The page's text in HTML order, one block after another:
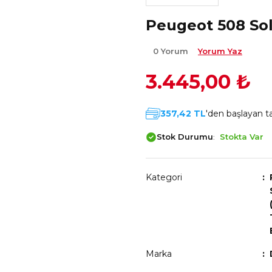
Peugeot 508
0 Yorum Yorum Yaz
3.445,00 ₺
357,42 TL'den başlayan
Stok Durumu Stokta Var
Kategori
Marka